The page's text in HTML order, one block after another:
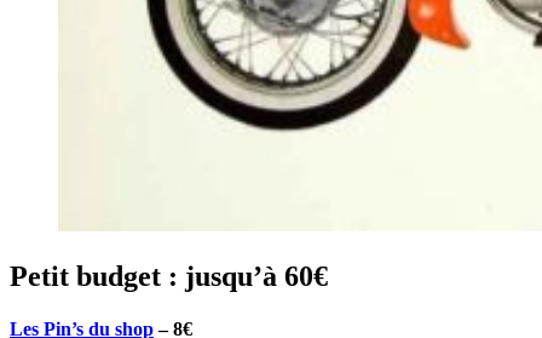
Petit budget : jusqu’à 60€
Les Pin’s du shop– 8€